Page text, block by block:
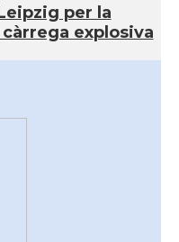
per la
explosiva